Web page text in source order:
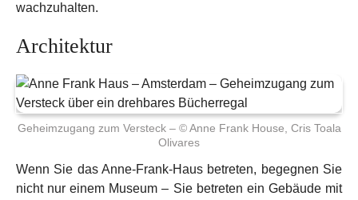
wachzuhalten.
Architektur
Geheimzugang zum Versteck – © Anne Frank House, Cris Toala
Olivares
Wenn Sie das Anne-Frank-Haus betreten, begegnen Sie
nicht nur einem Museum – Sie betreten ein Gebäude mit